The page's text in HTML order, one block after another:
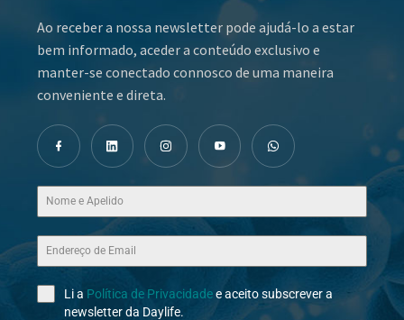
Ao receber a nossa newsletter pode ajudá-lo a estar
bem informado, aceder a conteúdo exclusivo e
manter-se conectado connosco de uma maneira
conveniente e direta.
Li a Política de Privacidadee aceito subscrever a
newsletter da Daylife.